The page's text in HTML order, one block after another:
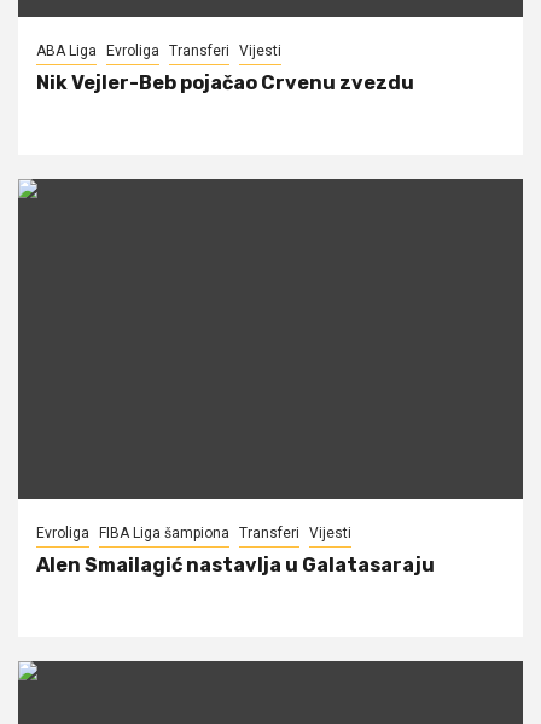
ABA Liga Evroliga Transferi Vijesti
Nik Vejler-Beb pojačao Crvenu zvezdu
Evroliga FIBA Liga šampiona Transferi Vijesti
Alen Smailagić nastavlja u Galatasaraju